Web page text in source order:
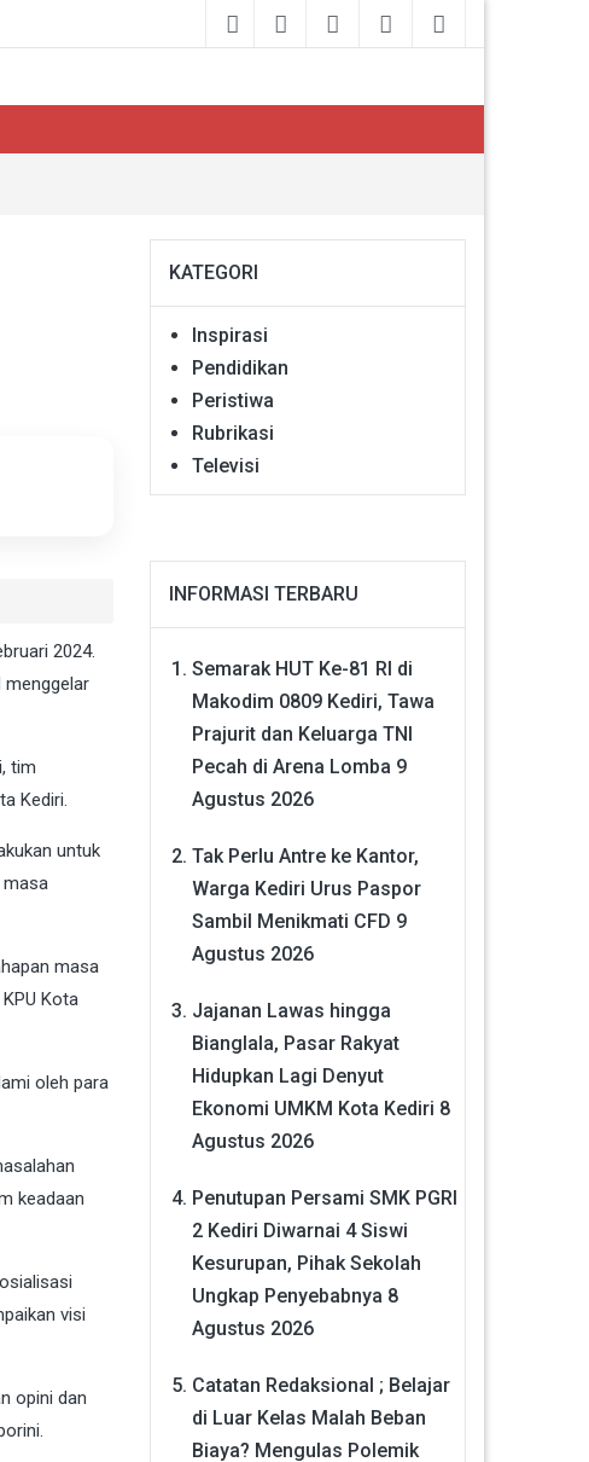
2024.
menggelar
tim
Kediri.
untuk
masa
Kota
oleh para
keadaan
visi
opini dan
KATEGORI
Inspirasi
Pendidikan
Peristiwa
Rubrikasi
Televisi
INFORMASI TERBARU
Semarak HUT Ke-81 RI di
Makodim 0809 Kediri, Tawa
Prajurit dan Keluarga TNI
Pecah di Arena Lomba 9
Agustus 2026
Tak Perlu Antre ke Kantor,
Warga Kediri Urus Paspor
Sambil Menikmati CFD 9
Agustus 2026
Jajanan Lawas hingga
Bianglala, Pasar Rakyat
Hidupkan Lagi Denyut
Ekonomi UMKM Kota Kediri 8
Agustus 2026
Penutupan Persami SMK PGRI
2 Kediri Diwarnai 4 Siswi
Kesurupan, Pihak Sekolah
Ungkap Penyebabnya 8
Agustus 2026
Catatan Redaksional ; Belajar
di Luar Kelas Malah Beban
Biaya? Mengulas Polemik